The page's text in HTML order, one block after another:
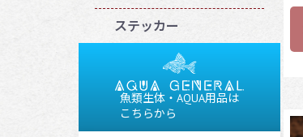
ステッカー
魚類生体・AQUA用品は
こちらから